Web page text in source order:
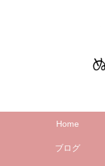
Home
ブログ